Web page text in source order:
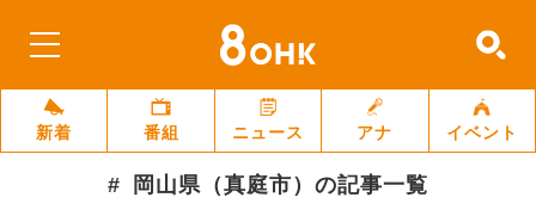
新着 番組 ニュース アナ イベント
岡山県（真庭市） の記事一覧